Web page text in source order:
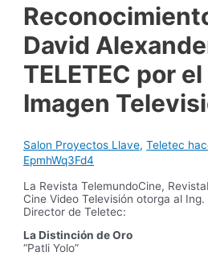
David
TELETEC por
Imagen
Salon Proyectos Llave,Teletec
EpmhWq3Fd4
La Revista TelemundoCine,
Cine Video Televisión otorga al
Director de Teletec:
La Distinción de Oro
“Patli Yolo”